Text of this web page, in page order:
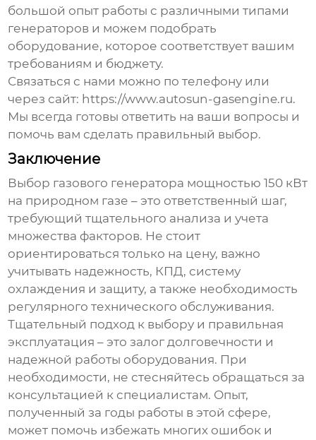
большой опыт работы с различными типами
генераторов и можем подобрать
оборудование, которое соответствует вашим
требованиям и бюджету.
Связаться с нами можно по телефону или
через сайт: https://www.autosun-gasengine.ru.
Мы всегда готовы ответить на ваши вопросы и
помочь вам сделать правильный выбор.
Заключение
Выбор газового генератора мощностью 150 кВт
на природном газе – это ответственный шаг,
требующий тщательного анализа и учета
множества факторов. Не стоит
ориентироваться только на цену, важно
учитывать надежность, КПД, систему
охлаждения и защиту, а также необходимость
регулярного технического обслуживания.
Тщательный подход к выбору и правильная
эксплуатация – это залог долговечности и
надежной работы оборудования. При
необходимости, не стесняйтесь обращаться за
консультацией к специалистам. Опыт,
полученный за годы работы в этой сфере,
может помочь избежать многих ошибок и